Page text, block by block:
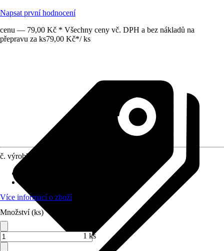
Napsat první hodnocení
cenu — 79,00 Kč * Všechny ceny vč. DPH a bez nákladů na
přepravu za ks79,00 Kč*/ ks
č. výrobku
Více informací o zboží
Množství (ks)
1 ks